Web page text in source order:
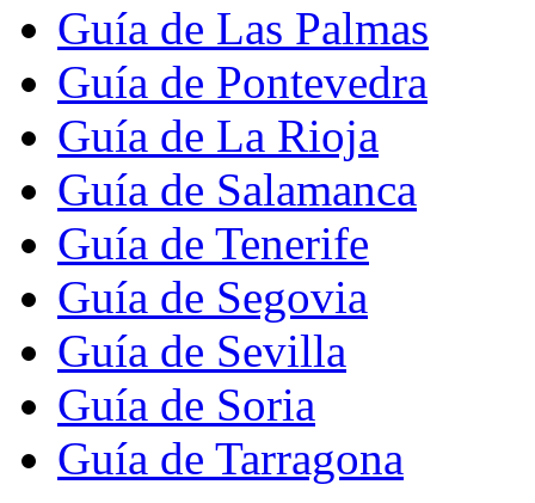
Guía de Las Palmas
Guía de Pontevedra
Guía de La Rioja
Guía de Salamanca
Guía de Tenerife
Guía de Segovia
Guía de Sevilla
Guía de Soria
Guía de Tarragona